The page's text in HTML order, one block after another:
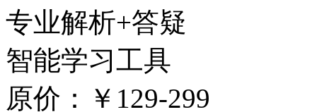
专业解析+答疑
智能学习工具
原价：￥129-299